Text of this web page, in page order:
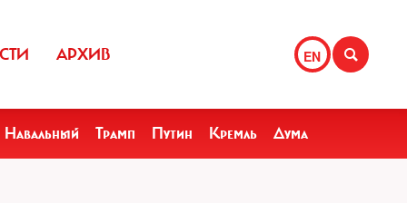
EN
АРХИВ
Навальный Трамп Путин Кремль Дума